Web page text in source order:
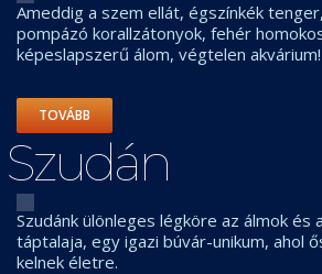
Ameddig a szem ellát, égszínkék
pompázó korallzátonyok, fehér
képeslapszerű álom, végtelen akvárium!
TOVÁBB
Szudán
Szudánk ülönleges légköre az álmok és
táptalaja, egy igazi búvár-unikum, ahol
kelnek életre.